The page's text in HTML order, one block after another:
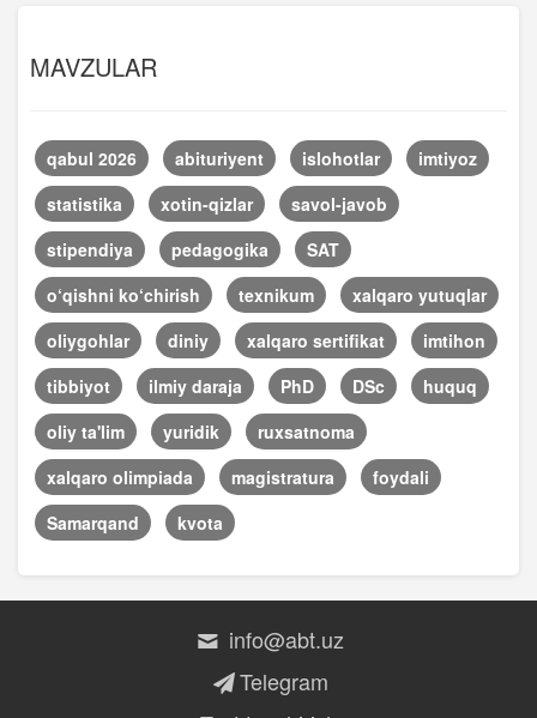
MAVZULAR
qabul 2026 abituriyent islohotlar
imtiyoz
statistika
xotin-qizlar
savol-javob
stipendiya
pedagogika
SAT
o‘qishni ko‘chirish
texnikum
xalqaro yutuqlar
oliygohlar
diniy xalqaro sertifikat
imtihon
tibbiyot
ilmiy daraja PhD DSc
huquq
oliy ta'lim
yuridik
ruxsatnoma
xalqaro olimpiada
magistratura
foydali
Samarqand
kvota
info@abt.uz
Telegram